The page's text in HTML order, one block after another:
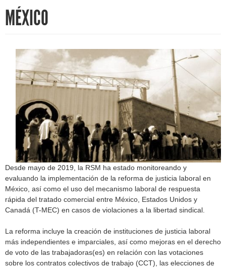
MÉXICO
Desde mayo de 2019, la RSM ha estado monitoreando y
evaluando la implementación de la reforma de justicia laboral en
México, así como el uso del mecanismo laboral de respuesta
rápida del tratado comercial entre México, Estados Unidos y
Canadá (T-MEC) en casos de violaciones a la libertad sindical.
La reforma incluye la creación de instituciones de justicia laboral
más independientes e imparciales, así como mejoras en el derecho
de voto de las trabajadoras(es) en relación con las votaciones
sobre los contratos colectivos de trabajo (CCT), las elecciones de
c
f
r
m